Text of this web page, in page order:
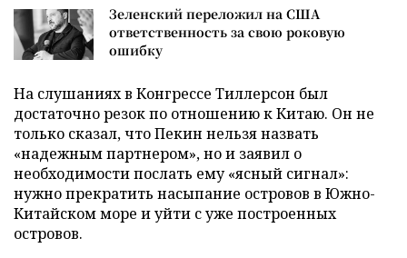
Зеленский переложил на США
ответственность за свою роковую
ошибку
На слушаниях в Конгрессе Тиллерсон был
достаточно резок по отношению к Китаю. Он не
только сказал, что Пекин нельзя назвать
«надежным партнером», но и заявил о
необходимости послать ему «ясный сигнал»:
нужно прекратить насыпание островов в Южно-
Китайском море и уйти с уже построенных
островов.